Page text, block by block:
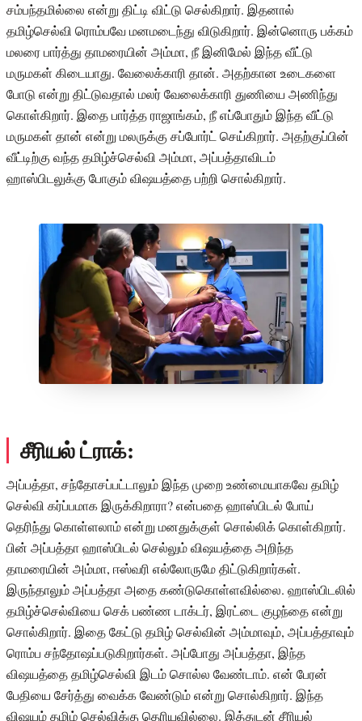
சம்பந்தமில்லை என்று திட்டி விட்டு செல்கிறார். இதனால்
தமிழ்செல்வி ரொம்பவே மனமடைந்து விடுகிறார். இன்னொரு பக்கம்
மலரை பார்த்து தாமரையின் அம்மா, நீ இனிமேல் இந்த வீட்டு
மருமகள் கிடையாது. வேலைக்காரி தான். அதற்கான உடைகளை
போடு என்று திட்டுவதால் மலர் வேலைக்காரி துணியை அணிந்து
கொள்கிறார். இதை பார்த்த ராஜாங்கம், நீ எப்போதும் இந்த வீட்டு
மருமகள் தான் என்று மலருக்கு சப்போர்ட் செய்கிறார். அதற்குப்பின்
வீட்டிற்கு வந்த தமிழ்ச்செல்வி அம்மா, அப்பத்தாவிடம்
ஹாஸ்பிடலுக்கு போகும் விஷயத்தை பற்றி சொல்கிறார்.
சீரியல் ட்ராக்:
அப்பத்தா, சந்தோசப்பட்டாலும் இந்த முறை உண்மையாகவே தமிழ்
செல்வி கர்ப்பமாக இருக்கிறாரா? என்பதை ஹாஸ்பிடல் போய்
தெரிந்து கொள்ளலாம் என்று மனதுக்குள் சொல்லிக் கொள்கிறார்.
பின் அப்பத்தா ஹாஸ்பிடல் செல்லும் விஷயத்தை அறிந்த
தாமரையின் அம்மா, ஈஸ்வரி எல்லோருமே திட்டுகிறார்கள்.
இருந்தாலும் அப்பத்தா அதை கண்டுகொள்ளவில்லை. ஹாஸ்பிடலில்
தமிழ்ச்செல்வியை செக் பண்ண டாக்டர், இரட்டை குழந்தை என்று
சொல்கிறார். இதை கேட்டு தமிழ் செல்வின் அம்மாவும், அப்பத்தாவும்
ரொம்ப சந்தோஷப்படுகிறார்கள். அப்போது அப்பத்தா, இந்த
விஷயத்தை தமிழ்செல்வி இடம் சொல்ல வேண்டாம். என் பேரன்
பேதியை சேர்த்து வைக்க வேண்டும் என்று சொல்கிறார். இந்த
விஷயம் தமிழ் செல்விக்கு தெரியவில்லை. இத்துடன் சீரியல்